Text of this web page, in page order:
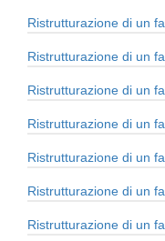
Ristrutturazione di un
Ristrutturazione di un
Ristrutturazione di un
Ristrutturazione di un
Ristrutturazione di un
Ristrutturazione di un
Ristrutturazione di un